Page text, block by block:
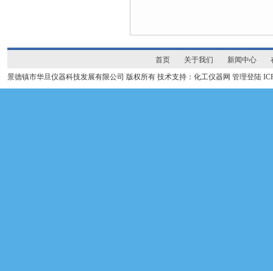
首页 关于我们 新闻中心
景德镇市华旦仪器科技发展有限公司 版权所有 技术支持：化工仪器网 管理登陆